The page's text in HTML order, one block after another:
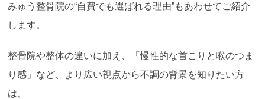
みゅう整骨院の“自費でも選ばれる理由”もあわせてご紹介
します。
整骨院や整体の違いに加え、「慢性的な首こりと喉のつま
り感」など、より広い視点から不調の背景を知りたい方
は、